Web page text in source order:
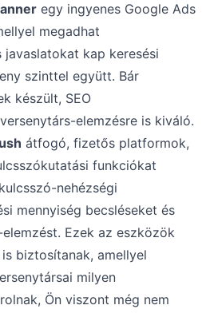
egy ingyenes Google Ads
megadhat
javaslatokat kap keresési
szinttel együtt. Bár
készült, SEO
elemzésre is kiváló.
átfogó, fizetős platformok,
funkciókat
nehézségi
mennyiség becsléseket és
Ezek az eszközök
biztosítanak, amellyel
milyen
Ön viszont még nem